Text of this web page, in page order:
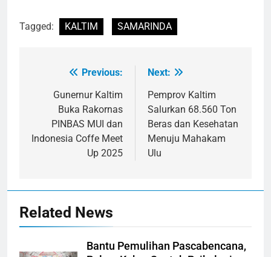
Tagged: KALTIM SAMARINDA
Navigasi
pos
Previous:
Gunernur Kaltim
Buka Rakornas
PINBAS MUI dan
Indonesia Coffe Meet
Up 2025
Next:
Pemprov Kaltim
Salurkan 68.560 Ton
Beras dan Kesehatan
Menuju Mahakam
Ulu
Related News
Bantu Pemulihan Pascabencana,